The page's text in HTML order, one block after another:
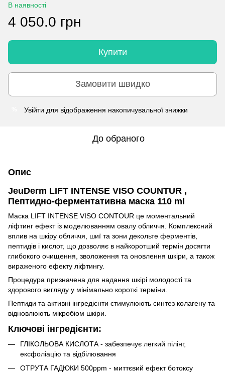
В наявності
4 050.0 грн
Купити
Замовити швидко
Увійти для відображення накопичувальної знижки
До обраного
Опис
JeuDerm LIFT INTENSE VISO COUNTUR ,
Пептидно-ферментативна маска 110 ml
Маска LIFT INTENSE VISO CONTOUR це моментальний
ліфтинг ефект із моделюванням овалу обличчя. Комплексний
вплив на шкіру обличчя, шиї та зони декольте ферментів,
пептидів і кислот, що дозволяє в найкоротший термін досягти
глибокого очищення, зволоження та оновлення шкіри, а також
вираженого ефекту ліфтингу.
Процедура призначена для надання шкірі молодості та
здорового вигляду у мінімально короткі терміни.
Пептиди та активні інгредієнти стимулюють синтез колагену та
відновлюють мікробіом шкіри.
Ключові інгредієнти:
ГЛІКОЛЬОВА КИСЛОТА - забезпечує легкий пілінг,
ексфоліацію та відбілювання
ОТРУТА ГАДЮКИ 500ppm - миттєвий ефект ботоксу